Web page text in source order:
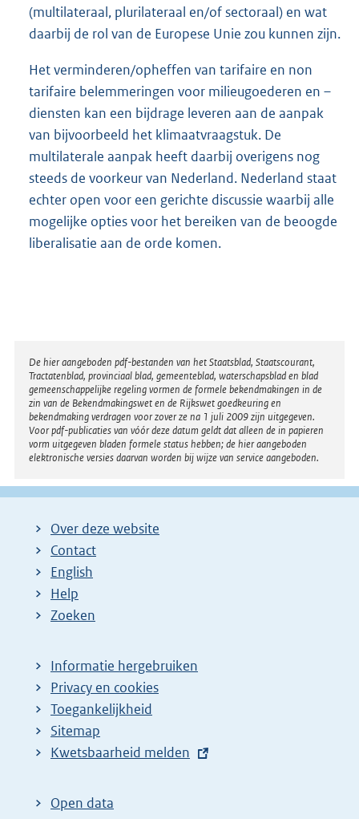
(multilateraal, plurilateraal en/of sectoraal) en wat
daarbij de rol van de Europese Unie zou kunnen zijn.
Het verminderen/opheffen van tarifaire en non
tarifaire belemmeringen voor milieugoederen en –
diensten kan een bijdrage leveren aan de aanpak
van bijvoorbeeld het klimaatvraagstuk. De
multilaterale aanpak heeft daarbij overigens nog
steeds de voorkeur van Nederland. Nederland staat
echter open voor een gerichte discussie waarbij alle
mogelijke opties voor het bereiken van de beoogde
liberalisatie aan de orde komen.
Disclaimer
De hier aangeboden pdf-bestanden van het Staatsblad, Staatscourant,
Tractatenblad, provinciaal blad, gemeenteblad, waterschapsblad en blad
gemeenschappelijke regeling vormen de formele bekendmakingen in de
zin van de Bekendmakingswet en de Rijkswet goedkeuring en
bekendmaking verdragen voor zover ze na 1 juli 2009 zijn uitgegeven.
Voor pdf-publicaties van vóór deze datum geldt dat alleen de in papieren
vorm uitgegeven bladen formele status hebben; de hier aangeboden
elektronische versies daarvan worden bij wijze van service aangeboden.
Over deze website
Contact
English
Help
Zoeken
Informatie hergebruiken
Privacy en cookies
Toegankelijkheid
Sitemap
E
t
Kwetsbaarheid melden
Open data